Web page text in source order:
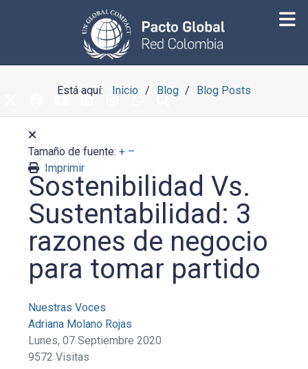
Está aquí: Inicio Blog Blog Posts
Tamaño de fuente: + –
Imprimir
Sostenibilidad Vs.
Sustentabilidad: 3
razones de negocio
para tomar partido
Nuestras Voces
Adriana Molano Rojas
Lunes, 07 Septiembre 2020
9572 Visitas